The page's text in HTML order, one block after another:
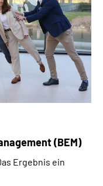
(BEM)
Ergebnis ein